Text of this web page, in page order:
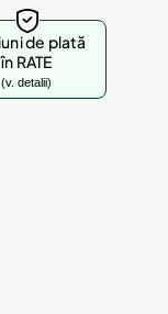
de plată
în RATE
(v. detalii)